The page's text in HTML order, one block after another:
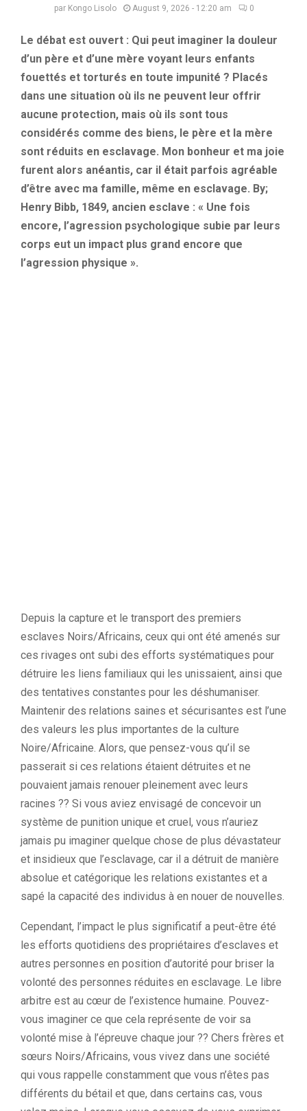
par Kongo Lisolo August 9, 2026 - 12:20 am 0
Le débat est ouvert : Qui peut imaginer la douleur
d’un père et d’une mère voyant leurs enfants
fouettés et torturés en toute impunité ? Placés
dans une situation où ils ne peuvent leur offrir
aucune protection, mais où ils sont tous
considérés comme des biens, le père et la mère
sont réduits en esclavage. Mon bonheur et ma joie
furent alors anéantis, car il était parfois agréable
d’être avec ma famille, même en esclavage. By;
Henry Bibb, 1849, ancien esclave : « Une fois
encore, l’agression psychologique subie par leurs
corps eut un impact plus grand encore que
l’agression physique ».
Depuis la capture et le transport des premiers
esclaves Noirs/Africains, ceux qui ont été amenés sur
ces rivages ont subi des efforts systématiques pour
détruire les liens familiaux qui les unissaient, ainsi que
des tentatives constantes pour les déshumaniser.
Maintenir des relations saines et sécurisantes est l’une
des valeurs les plus importantes de la culture
Noire/Africaine. Alors, que pensez-vous qu’il se
passerait si ces relations étaient détruites et ne
pouvaient jamais renouer pleinement avec leurs
racines ?? Si vous aviez envisagé de concevoir un
système de punition unique et cruel, vous n’auriez
jamais pu imaginer quelque chose de plus dévastateur
et insidieux que l’esclavage, car il a détruit de manière
absolue et catégorique les relations existantes et a
sapé la capacité des individus à en nouer de nouvelles.
Cependant, l’impact le plus significatif a peut-être été
les efforts quotidiens des propriétaires d’esclaves et
autres personnes en position d’autorité pour briser la
volonté des personnes réduites en esclavage. Le libre
arbitre est au cœur de l’existence humaine. Pouvez-
vous imaginer ce que cela représente de voir sa
volonté mise à l’épreuve chaque jour ?? Chers frères et
sœurs Noirs/Africains, vous vivez dans une société
qui vous rappelle constamment que vous n’êtes pas
différents du bétail et que, dans certains cas, vous